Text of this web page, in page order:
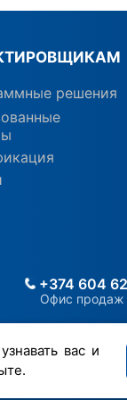
вас и
решения
+374 604
Офис продаж